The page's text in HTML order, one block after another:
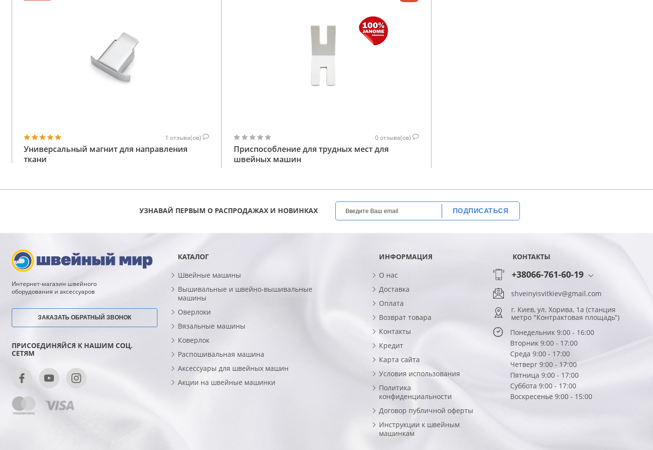
1 отзыва(ов)
Универсальный магнит для направления
ткани
254
0отзыва(ов)
Приспособление для трудных мест для
швейных машин
101
УЗНАВАЙ ПЕРВЫМ О РАСПРОДАЖАХ И НОВИНКАХ ПОДПИСАТЬСЯ
Интернет-магазин швейного
оборудования и аксессуаров
ЗАКАЗАТЬ ОБРАТНЫЙ ЗВОНОК
ПРИСОЕДИНЯЙСЯ К НАШИМ СОЦ.
СЕТЯМ
КАТАЛОГ
Швейные машины
Вышивальные и швейно-вышивальные
машины
Оверлоки
Вязальные машины
Коверлок
Распошивальная машина
Аксессуары для швейных машин
Акции на швейные машинки
ИНФОРМАЦИЯ
О нас
Доставка
Оплата
Возврат товара
Контакты
Кредит
Карта сайта
Условия использования
Политика
конфиденциальности
Договор публичной оферты
Инструкции к швейным
машинкам
КОНТАКТЫ
+38066-761-60-19
shveinyisvitkiev@gmail.com
г. Киев, ул. Хорива, 1а (станция
метро "Контрактовая площадь")
Понедельник 9:00 - 16:00
Вторник 9:00 - 17:00
Среда 9:00 - 17:00
Четверг 9:00 - 17:00
Пятница 9:00 - 17:00
Суббота 9:00 - 17:00
Воскресенье 9:00 - 15:00